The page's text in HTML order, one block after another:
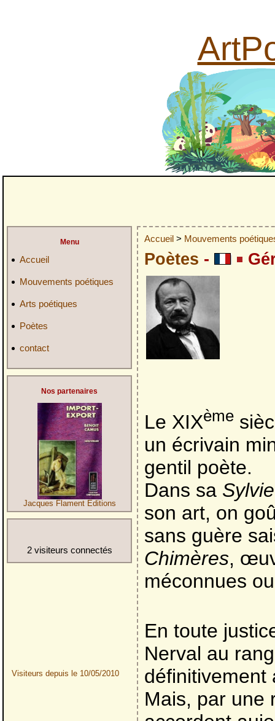
Menu
Accueil
Mouvements poétiques
Arts poétiques
Poètes
contact
Nos partenaires
Jacques Flament Editions
2 visiteurs connectés
Visiteurs depuis le 10/05/2010
Accueil > Mouvements
Poètes -
Le XIXème
un écrivain
gentil poète.
Dans sa Sylvie
son art, on
sans guère
Chimères,
méconnues
En toute
Nerval au
définitivement
Mais, par une